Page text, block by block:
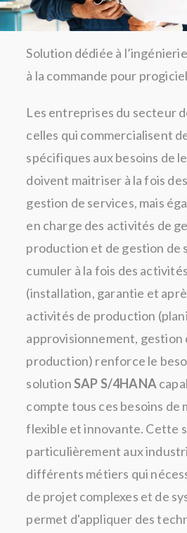
Solution dédiée à
à la commande pour
Les entreprises du secteur
celles qui commercialisent
spécifiques aux besoins de
doivent maitriser à la fois
gestion de services, mais
en charge des activités de
production et de gestion de
cumuler à la fois des
(installation, garantie et
activités de production
approvisionnement, gestion
production) renforce le
solutionSAP S/4HANA
compte tous ces besoins de
flexible et innovante. Cette
particulièrement aux
différents métiers qui
de projet complexes et de
permet d'appliquer des